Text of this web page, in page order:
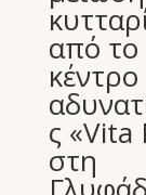
από το
κέντρο
ς «Vita
στη